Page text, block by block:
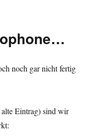
noch gar nicht fertig
Eintrag) sind wir